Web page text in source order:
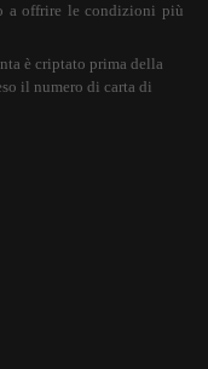
a offrire le condizioni più
è criptato prima della
il numero di carta di